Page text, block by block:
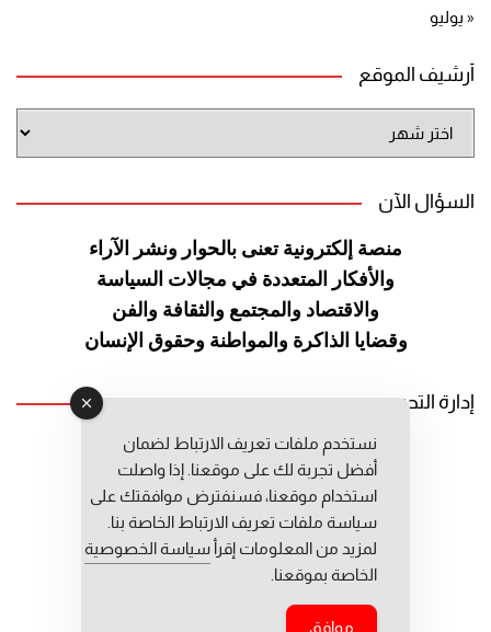
« يوليو
أرشيف الموقع
الموقع
السؤال الآن
منصة إلكترونية تعنى بالحوار ونشر الآراء
والأفكار المتعددة في مجالات السياسة
والاقتصاد والمجتمع والثقافة والفن
وقضايا الذاكرة والمواطنة وحقوق الإنسان
إدارة التحرير
رئيس التحرير: عبد الرحيم التوراني
رئيس التحرير المساعد: المعطي قبال
مديرة التحرير: فاطمة حوحو
نستخدم ملفات تعريف الارتباط لضمان
أفضل تجربة لك على موقعنا. إذا واصلت
استخدام موقعنا، فسنفترض موافقتك على
سياسة ملفات تعريف الارتباط الخاصة بنا.
لمزيد من المعلومات إقرأ سياسة الخصوصية
الخاصة بموقعنا.
موافق